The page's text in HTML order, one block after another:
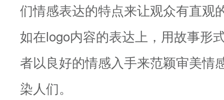
们情感表达的特点来让观众有直观
如在logo内容的表达上，用故事形
者以良好的情感入手来范颖审美情
染人们。